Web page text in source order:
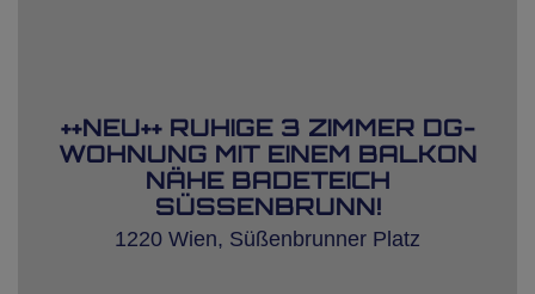
++NEU++ RUHIGE 3 ZIMMER DG-
WOHNUNG MIT EINEM BALKON
NÄHE BADETEICH
SÜSSENBRUNN!
1220 Wien, Süßenbrunner Platz